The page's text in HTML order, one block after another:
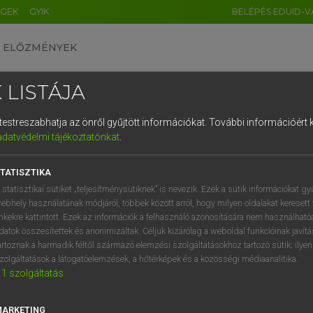
GYIK BELÉPÉS EDUID-
ELŐZMÉNYEK
szótár
VAN ELŐFIZETÉSED?
megtekintéséhez.
LISTÁJA
az önről gyűjtött információkat. További információért
tájékoztatónkat.
statisztikai sütiket „teljesítménysütiknek” is nevezik. Ezek a sütik információkat
használatának módjáról, többek között arról, hogy milyen oldalakat keresett
kattintott. Ezek az információk a felhasználó azonosítására nem
összesítettek és anonimizáltak. Céljuk kizárólag a weboldal funkcióinak
a harmadik féltől származó elemzési szolgáltatásokhoz tartozó sütik;
a látogatóelemzések, a hőtérképek és a közösségi médiaanalitika.
1 szolgáltatás
DE CN FR ES IT NL
1 2 3 4 5 6 7 8 9
q w e r t z u i
a s d f g h j k l é
í y x c v b n m , .